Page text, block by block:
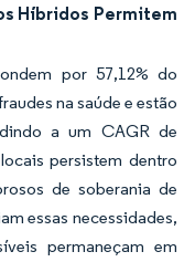
Híbridos Permitem
por 57,12% do
na saúde e estão
a um CAGR de
persistem dentro
de soberania de
essas necessidades,
permaneçam em